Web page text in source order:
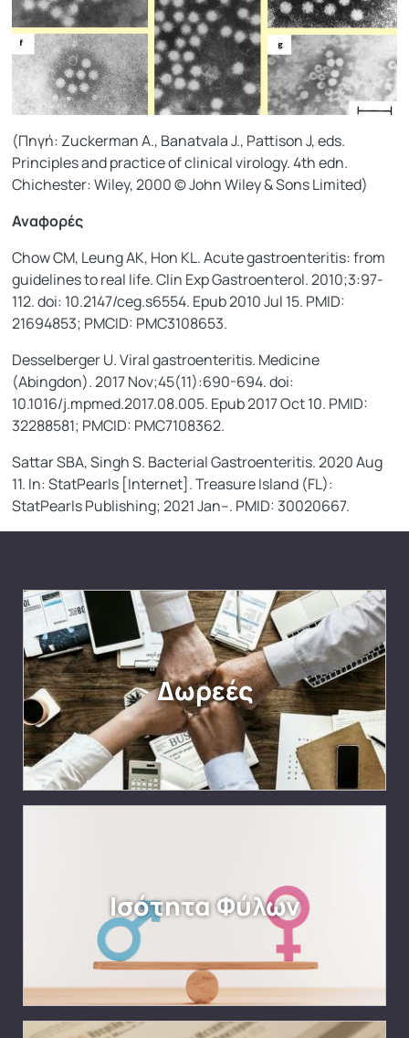
(Πηγή: Zuckerman A., Banatvala J., Pattison J, eds.
Principles and practice of clinical virology. 4th edn.
Chichester: Wiley, 2000 © John Wiley & Sons Limited)
Αναφορές
Chow CM, Leung AK, Hon KL. Acute gastroenteritis: from
guidelines to real life. Clin Exp Gastroenterol. 2010;3:97-
112. doi: 10.2147/ceg.s6554. Epub 2010 Jul 15. PMID:
21694853; PMCID: PMC3108653.
Desselberger U. Viral gastroenteritis. Medicine
(Abingdon). 2017 Nov;45(11):690-694. doi:
10.1016/j.mpmed.2017.08.005. Epub 2017 Oct 10. PMID:
32288581; PMCID: PMC7108362.
Sattar SBA, Singh S. Bacterial Gastroenteritis. 2020 Aug
11. In: StatPearls [Internet]. Treasure Island (FL):
StatPearls Publishing; 2021 Jan–. PMID: 30020667.
Δωρεές
Ισότητα Φύλων